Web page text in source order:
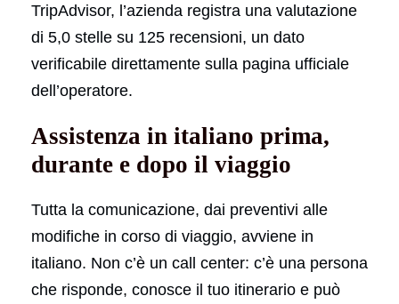
TripAdvisor, l’azienda registra una valutazione
di 5,0 stelle su 125 recensioni, un dato
verificabile direttamente sulla pagina ufficiale
dell’operatore.
Assistenza in italiano prima,
durante e dopo il viaggio
Tutta la comunicazione, dai preventivi alle
modifiche in corso di viaggio, avviene in
italiano. Non c’è un call center: c’è una persona
che risponde, conosce il tuo itinerario e può